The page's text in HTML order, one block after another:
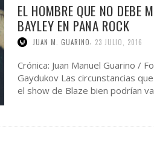
EL HOMBRE QUE NO DEBE
BAYLEY EN PANA ROCK
JUAN M. GUARINO 23 JULIO, 2016
Crónica: Juan Manuel Guarino /
Gaydukov Las circunstancias
el show de Blaze bien podrían